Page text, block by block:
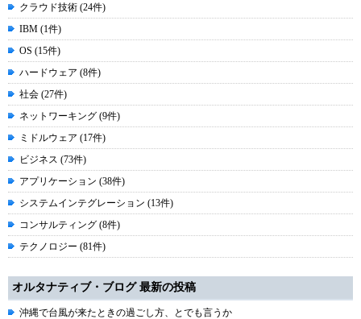
クラウド技術 (24件)
IBM (1件)
OS (15件)
ハードウェア (8件)
社会 (27件)
ネットワーキング (9件)
ミドルウェア (17件)
ビジネス (73件)
アプリケーション (38件)
システムインテグレーション (13件)
コンサルティング (8件)
テクノロジー (81件)
オルタナティブ・ブログ 最新の投稿
沖縄で台風が来たときの過ごし方、とでも言うか